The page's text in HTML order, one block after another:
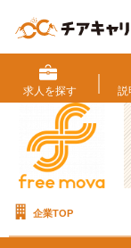
求人を探す 説
企業TOP